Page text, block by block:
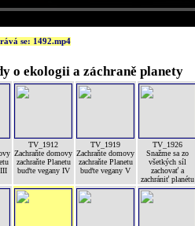
se: 1492.mp4
o ekologii a záchraně planety
TV_1912
Zachraňte domovy
zachraňte Planetu
buďte vegany IV
TV_1919
Zachraňte domovy
zachraňte Planetu
buďte vegany V
TV_1926
Snažme sa zo
všetkých síl
zachovať a
zachrániť planétu